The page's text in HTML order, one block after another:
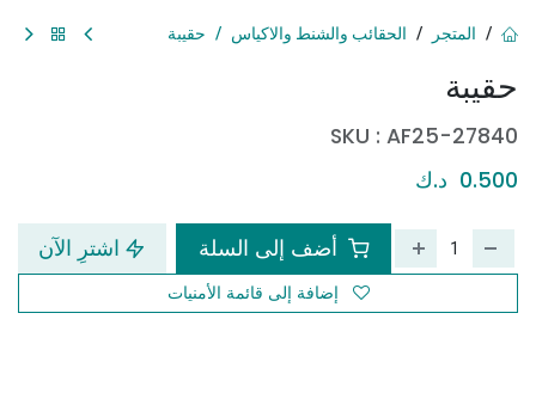
حقيبة
SKU : AF25-27840
0.500 د.ك
أضف إلى السلة اشترِ الآن
إضافة إلى قائمة الأمنيات
المتجر الحقائب والشنط والاكياس حقيبة